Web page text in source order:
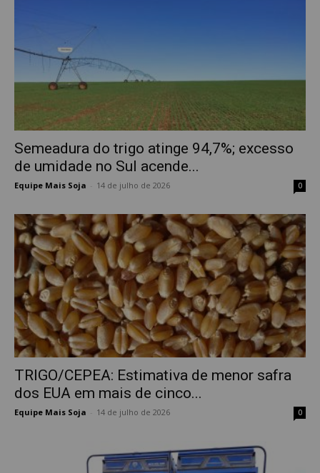
Semeadura do trigo atinge 94,7%; excesso
de umidade no Sul acende...
Equipe Mais Soja 14 de julho de 2026 0
TRIGO/CEPEA: Estimativa de menor safra
dos EUA em mais de cinco...
Equipe Mais Soja 14 de julho de 2026 0